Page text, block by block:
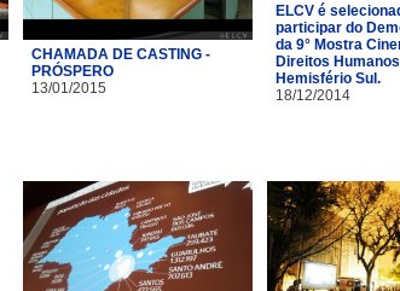
CHAMADA DE CASTING -
PRÓSPERO
13/01/2015
ELCV é
participar do
da 9° Mostra
Direitos
Hemisfério Sul.
18/12/2014